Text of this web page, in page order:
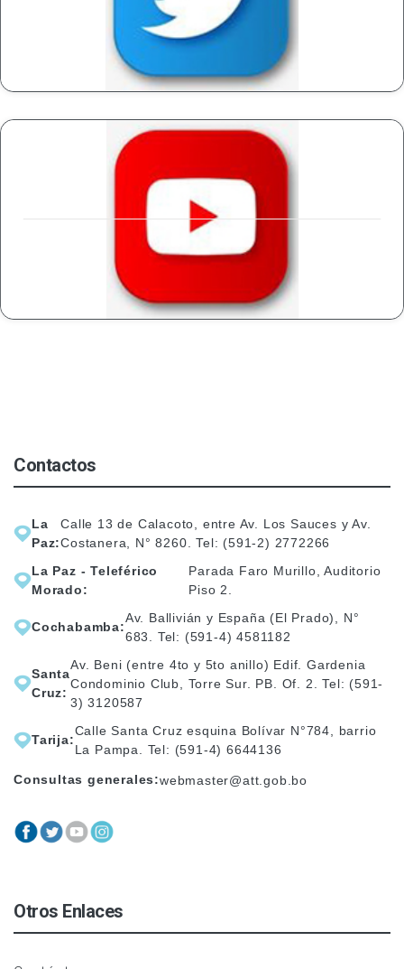
VISITAR EL SITIO
Contactos
La
Paz:
Calle 13 de Calacoto, entre Av. Los Sauces y Av.
Costanera, N° 8260. Tel: (591-2) 2772266
La Paz - Teleférico
Morado:
Parada Faro Murillo, Auditorio
Piso 2.
Cochabamba:
Av. Ballivián y España (El Prado), N°
683. Tel: (591-4) 4581182
Santa
Cruz:
Av. Beni (entre 4to y 5to anillo) Edif. Gardenia
Condominio Club, Torre Sur. PB. Of. 2. Tel: (591-
3) 3120587
Tarija:
Calle Santa Cruz esquina Bolívar N°784, barrio
La Pampa. Tel: (591-4) 6644136
Consultas generales:webmaster@att.gob.bo
Otros Enlaces